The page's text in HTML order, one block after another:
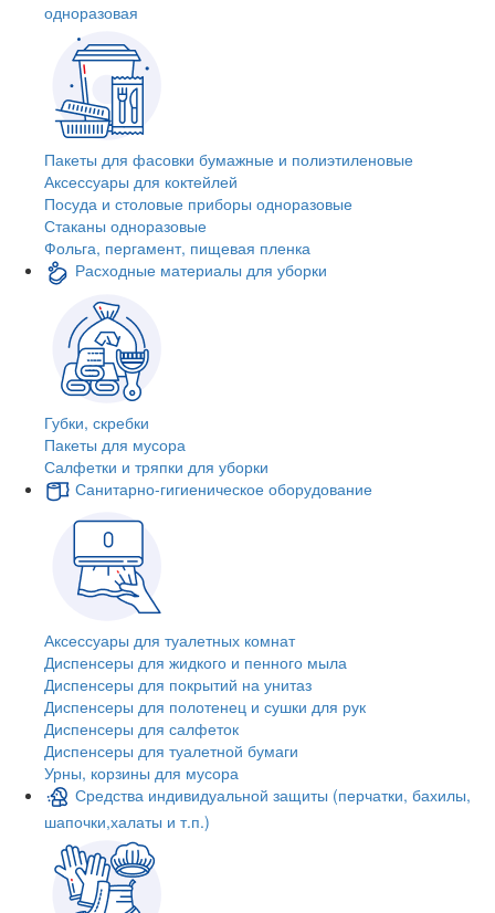
одноразовая
Пакеты для фасовки бумажные и полиэтиленовые
Аксессуары для коктейлей
Посуда и столовые приборы одноразовые
Стаканы одноразовые
Фольга, пергамент, пищевая пленка
Расходные материалы для уборки
Губки, скребки
Пакеты для мусора
Салфетки и тряпки для уборки
Санитарно-гигиеническое оборудование
Аксессуары для туалетных комнат
Диспенсеры для жидкого и пенного мыла
Диспенсеры для покрытий на унитаз
Диспенсеры для полотенец и сушки для рук
Диспенсеры для салфеток
Диспенсеры для туалетной бумаги
Урны, корзины для мусора
Средства индивидуальной защиты (перчатки, бахилы,
шапочки,халаты и т.п.)